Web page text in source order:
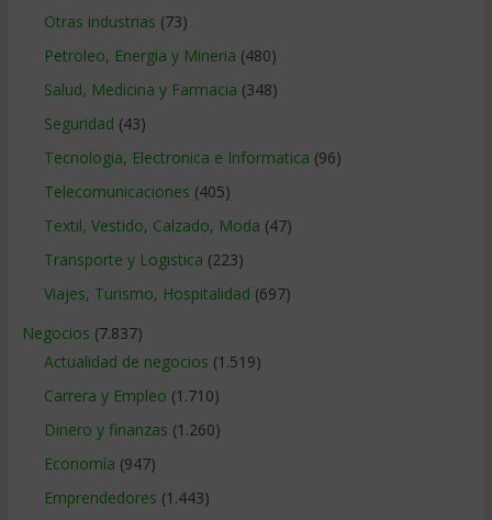
Otras industrias (73)
Petroleo, Energia y Mineria (480)
Salud, Medicina y Farmacia (348)
Seguridad (43)
Tecnologia, Electronica e Informatica (96)
Telecomunicaciones (405)
Textil, Vestido, Calzado, Moda (47)
Transporte y Logistica (223)
Viajes, Turismo, Hospitalidad (697)
Negocios (7.837)
Actualidad de negocios (1.519)
Carrera y Empleo (1.710)
Dinero y finanzas (1.260)
Economía (947)
Emprendedores (1.443)